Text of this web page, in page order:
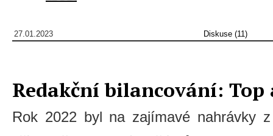
27.01.2023 Diskuse (11)
Redakční bilancování: Top
Rok 2022 byl na zajímavé nahrávky